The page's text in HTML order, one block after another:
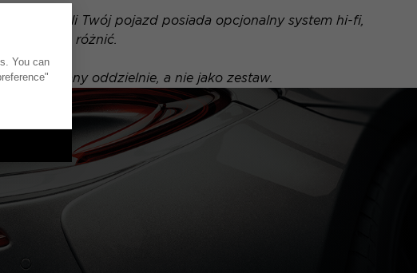
Jeśli Twój pojazd posiada opcjonalny system hi-fi,
może się różnić.
oddzielnie, a nie jako zestaw.